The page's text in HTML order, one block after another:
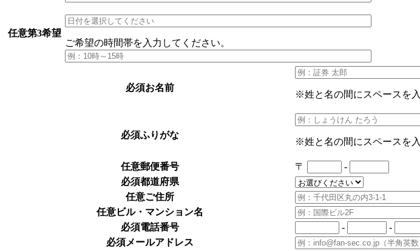
任意第3希望
ご希望の時間帯を入力してください。
必須お名前
※姓と名の間にスペースを入
必須ふりがな
※姓と名の間にスペースを入
任意郵便番号 〒
-
必須都道府県
任意ご住所
任意ビル・マンション名
必須電話番号 -
-
必須メールアドレス